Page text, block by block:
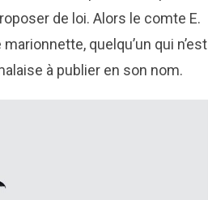
de loi. Alors le comte E.
quelqu’un qui n’est
à publier en son nom.